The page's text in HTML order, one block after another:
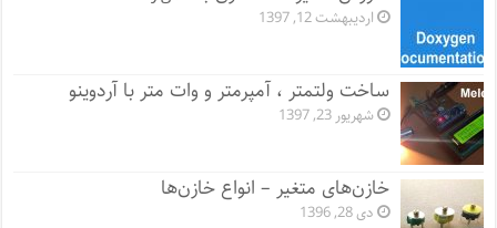
اردیبهشت 12, 1397
ساخت ولتمتر ، آمپرمتر و وات متر با آردوینو
شهریور 23, 1397
خازن‌های متغیر – انواع خازن‌ها
دی 28, 1396